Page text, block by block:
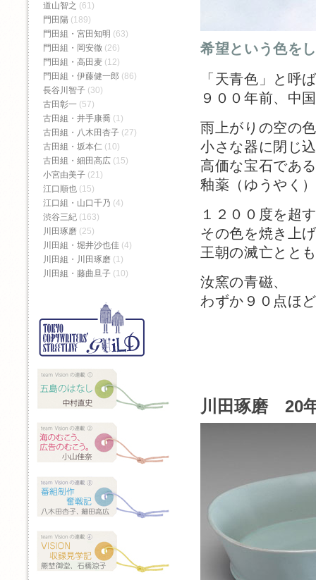
希望という色を
「天青色」と呼
９００年前、中
雨上がりの空の
小さな器に閉じ
高価な宝石であ
釉薬（ゆうやく
１２００度を超
その色を焼き上
王朝の滅亡とと
汝窯の青磁、
わずか９０点ほ
川田琢磨 20
道山智之 (61)
門田陽 (189)
門田組・宮田知明 (63)
門田組・岡安徹 (26)
門田組・高田麦 (12)
門田組・伊藤健一郎 (86)
長谷川智子 (30)
古田彰一 (57)
古田組・井手康喬 (1)
古田組・八木田杏子 (27)
古田組・坂本仁 (10)
古田組・細田高広 (15)
小宮由美子 (21)
江口順也 (15)
江口組・山口千乃 (4)
渋谷三紀 (163)
川田琢磨 (25)
川田組・堀井沙也佳 (4)
川田組・川田琢磨 (1)
川田組・藤曲旦子 (10)